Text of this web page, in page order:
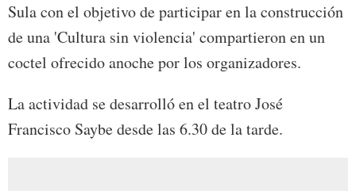
Sula con el objetivo de participar en la construcción
de una 'Cultura sin violencia' compartieron en un
coctel ofrecido anoche por los organizadores.
La actividad se desarrolló en el teatro José
Francisco Saybe desde las 6.30 de la tarde.